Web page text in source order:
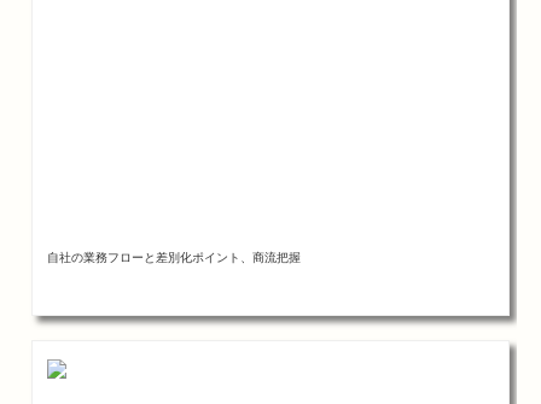
自社の業務フローと差別化ポイント、商流把握